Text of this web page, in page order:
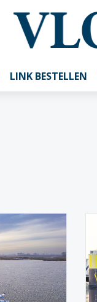
LINK BESTELLEN